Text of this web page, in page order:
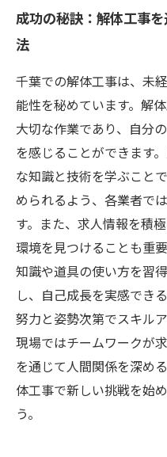
成功の秘訣：解体工事
法
千葉での解体工事は、未
能性を秘めています。解
大切な作業であり、自分
を感じることができます
な知識と技術を学ぶこと
められるよう、各業者で
す。また、求人情報を積
環境を見つけることも重
知識や道具の使い方を習
し、自己成長を実感でき
努力と姿勢次第でスキル
現場ではチームワークが
を通じて人間関係を深め
体工事で新しい挑戦を始
う。